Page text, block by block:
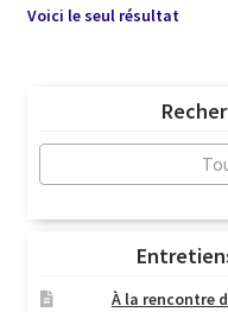
Voici le seul résultat
À la rencontre